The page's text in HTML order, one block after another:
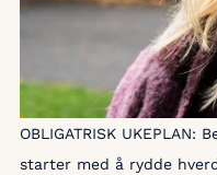
OBLIGATRISK
starter med å rydde